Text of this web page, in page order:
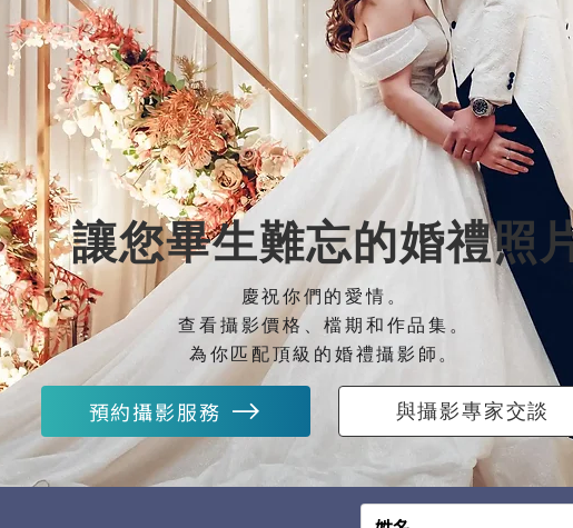
讓您畢生難忘的婚禮照
慶祝你們的愛情。
查看攝影價格、檔期和作品集。
為你匹配頂級的婚禮攝影師。
預約攝影服務 與攝影專家交談